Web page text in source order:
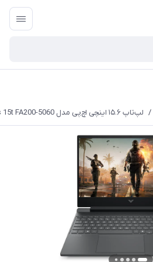
/ لپ‌تاپ ۱۵.۶ اینچی اچ‌پی مدل Victus 15t FA200-5060